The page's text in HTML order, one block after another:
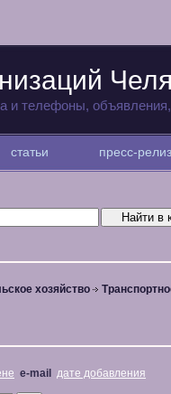
и телефоны,
статьи пресс-
хозяйство
e-mail дате добавления